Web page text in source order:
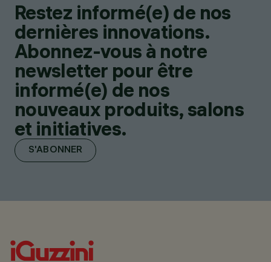
Restez informé(e) de nos
dernières innovations.
Abonnez-vous à notre
newsletter pour être
informé(e) de nos
nouveaux produits, salons
et initiatives.
S'ABONNER